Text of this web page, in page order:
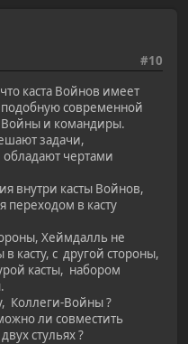
#10
каста Войнов имеет
подобную современной
Войны и командиры.
задачи,
чертами
внутри касты Войнов,
переходом в касту
Хеймдалль не
касту, c другой стороны,
касты, набором
Коллеги-Войны ?
ли совместить
стульях ?